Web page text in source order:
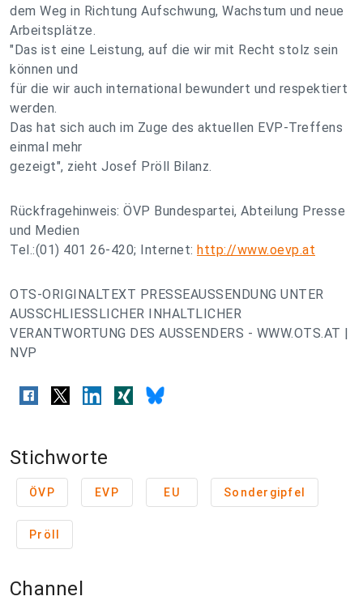
dem Weg in Richtung Aufschwung, Wachstum und neue
Arbeitsplätze.
"Das ist eine Leistung, auf die wir mit Recht stolz sein
können und
für die wir auch international bewundert und respektiert
werden.
Das hat sich auch im Zuge des aktuellen EVP-Treffens
einmal mehr
gezeigt", zieht Josef Pröll Bilanz.
Rückfragehinweis: ÖVP Bundespartei, Abteilung Presse
und Medien
Tel.:(01) 401 26-420; Internet: http://www.oevp.at
OTS-ORIGINALTEXT PRESSEAUSSENDUNG UNTER
AUSSCHLIESSLICHER INHALTLICHER
VERANTWORTUNG DES AUSSENDERS - WWW.OTS.AT |
NVP
Stichworte
ÖVP EVP EU Sondergipfel
Pröll
Channel